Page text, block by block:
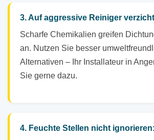
3. Auf aggressive Reiniger
Scharfe Chemikalien greifen
an. Nutzen Sie besser
Alternativen – Ihr Installateur in
Sie gerne dazu.
4. Feuchte Stellen nicht ignorieren: